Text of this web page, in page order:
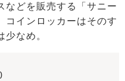
などを販売する「サニー
コインロッカーはそのす
少なめ。